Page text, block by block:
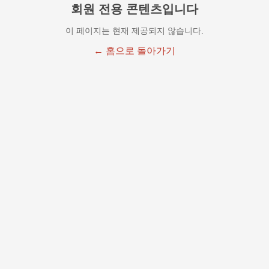
회원 전용 콘텐츠입니다
이 페이지는 현재 제공되지 않습니다.
← 홈으로 돌아가기